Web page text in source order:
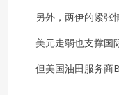
另外，两伊的紧张
美元走弱也支撑国
但美国油田服务商